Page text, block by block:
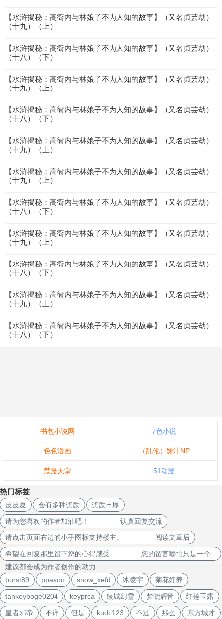
【水浒揭秘：高衙内与林娘子不为人知的故事】（又名贞芸劫）
（十九）（上）
【水浒揭秘：高衙内与林娘子不为人知的故事】（又名贞芸劫）
（十八）（下）
【水浒揭秘：高衙内与林娘子不为人知的故事】（又名贞芸劫）
（十九）（上）
【水浒揭秘：高衙内与林娘子不为人知的故事】（又名贞芸劫）
（十八）（下）
【水浒揭秘：高衙内与林娘子不为人知的故事】（又名贞芸劫）
（十九）（上）
【水浒揭秘：高衙内与林娘子不为人知的故事】（又名贞芸劫）
（十九）（上）
【水浒揭秘：高衙内与林娘子不为人知的故事】（又名贞芸劫）
（十八）（下）
【水浒揭秘：高衙内与林娘子不为人知的故事】（又名贞芸劫）
（十九）（上）
【水浒揭秘：高衙内与林娘子不为人知的故事】（又名贞芸劫）
（十八）（下）
【水浒揭秘：高衙内与林娘子不为人知的故事】（又名贞芸劫）
（十九）（上）
【水浒揭秘：高衙内与林娘子不为人知的故事】（又名贞芸劫）
（十八）（下）
书包小说网 7色小说
色色漫画 （乱伦）妹汁NP
禁漫天堂 51动漫
热门标签
皮皮夏 会有多种奖励 奖励丰厚
请为您喜欢的作者加油吧！ 认真回复交流
请点击页面右边的小手图标支持楼主。 阅读文章后
希望在回复那里留下您的心得感受 您的留言哪怕只是一个
建议都会成为作者创作的动力
burst89
ppaaoo snow_xefd 冰凌宇 菊花好养
tankeyboge0204 keyprca 绫城幻雪 梦晓辉音 红莲玉露
皇者邪帝 不详 但是 kudo123 不过 那么 东方城才